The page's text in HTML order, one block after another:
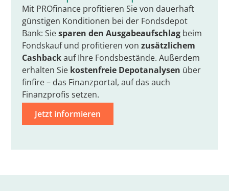
Mit PROfinance profitieren Sie von dauerhaft
günstigen Konditionen bei der Fondsdepot
Bank: Siesparen den Ausgabeaufschlagbeim
Fondskauf und profitieren von zusätzlichem
Cashbackauf Ihre Fondsbestände. Außerdem
erhalten Sie kostenfreie Depotanalysen über
finfire – das Finanzportal, auf das auch
Finanzprofis setzen.
Jetzt informieren